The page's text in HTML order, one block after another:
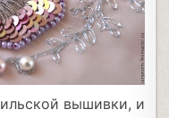
вышивки, и